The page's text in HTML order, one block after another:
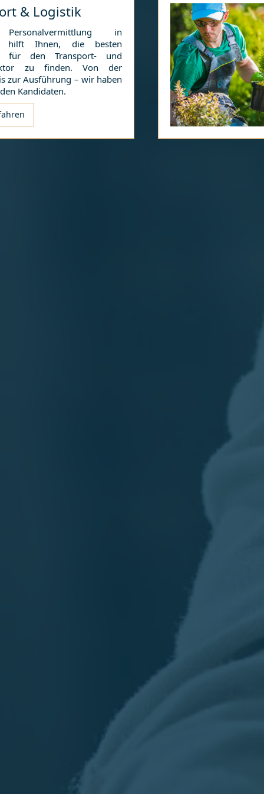
& Logistik
in
Ihnen, die besten
für den Transport- und
zu finden. Von der
zur Ausführung – wir haben
Kandidaten.